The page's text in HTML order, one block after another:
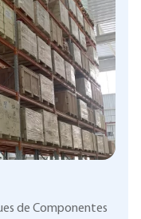
de Componentes